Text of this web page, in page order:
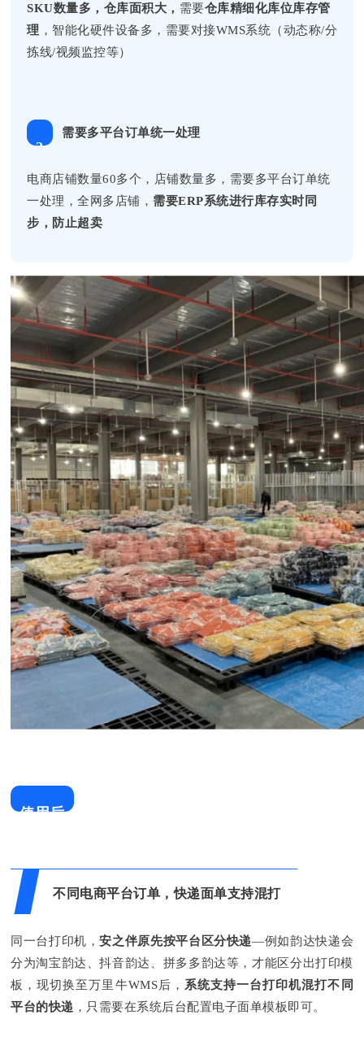
SKU数量多，仓库面积大， 需要仓库精细化库位库存管
理 ，智能化硬件设备多，需要对接WMS系统（动态称/分
拣线/视频监控等）
2
需要多平台订单统一处理
电商店铺数量60多个，店铺数量多，需要多平台订单统
一处理，全网多店铺， 需要ERP系统进行库存实时同
步，防止超卖
使用后
不同电商平台订单，快递面单支持混打
同一台打印机，安之伴原先按平台区分快递—例如韵达快递会
分为淘宝韵达、抖音韵达、拼多多韵达等，才能区分出打印模
板，现切换至万里牛WMS后， 系统支持一台打印机混打不同
平台的快递 ，只需要在系统后台配置电子面单模板即可。